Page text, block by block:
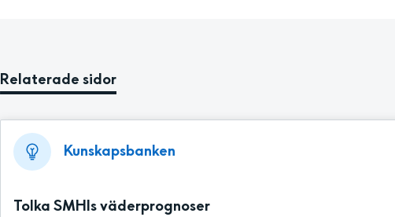
Relaterade sidor
Kunskapsbanken
Tolka SMHIs väderprognoser